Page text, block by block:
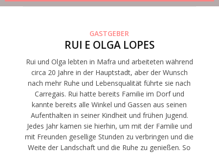
GASTGEBER
RUI E OLGA LOPES
Rui und Olga lebten in Mafra und arbeiteten während
circa 20 Jahre in der Hauptstadt, aber der Wunsch
nach mehr Ruhe und Lebensqualität führte sie nach
Carregais. Rui hatte bereits Familie im Dorf und
kannte bereits alle Winkel und Gassen aus seinen
Aufenthalten in seiner Kindheit und frühen Jugend.
Jedes Jahr kamen sie hierhin, um mit der Familie und
mit Freunden gesellige Stunden zu verbringen und die
Weite der Landschaft und die Ruhe zu genießen. So